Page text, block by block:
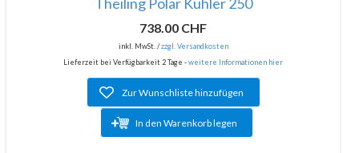
738.00 CHF
inkl. MwSt. /zzgl. Versandkosten
Lieferzeit bei Verfügbarkeit 2 Tage -weitere Informationen hier
Zur Wunschliste hinzufügen
In den Warenkorb legen